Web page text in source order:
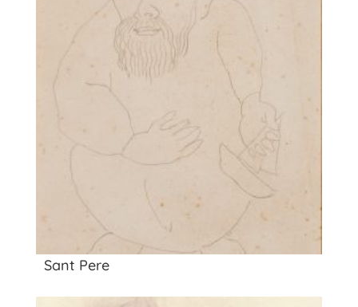
Sant Pere